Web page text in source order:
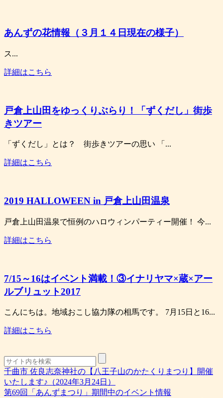
あんずの花情報（３月１４日現在の様子）
ス...
詳細はこちら
戸倉上山田をゆっくりぶらり！「ずくだし」街歩
きツアー
「ずくだし」とは？ 街歩きツアーの思い 「...
詳細はこちら
2019 HALLOWEEN in 戸倉上山田温泉
戸倉上山田温泉で恒例のハロウィンパーティー開催！ 今...
詳細はこちら
7/15～16はイベント満載！③イナリヤマ×蔵×アー
ルブリュット2017
こんにちは。地域おこし協力隊の相馬です。 7月15日と16...
詳細はこちら
千曲市 佐良志奈神社の【八王子山のかたくりまつり】開催
いたします♪（2024年3月24日）
第69回「あんずまつり」期間中のイベント情報